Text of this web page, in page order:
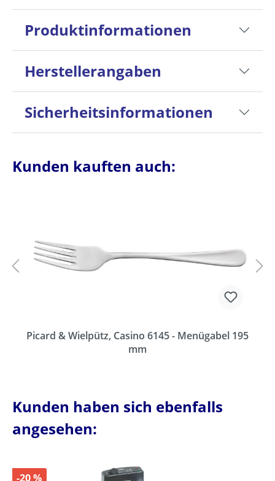
Produktinformationen
Herstellerangaben
Sicherheitsinformationen
Kunden kauften auch:
Picard & Wielpütz, Casino 6145 - Menügabel 195
mm
Kunden haben sich ebenfalls
angesehen:
-20 %